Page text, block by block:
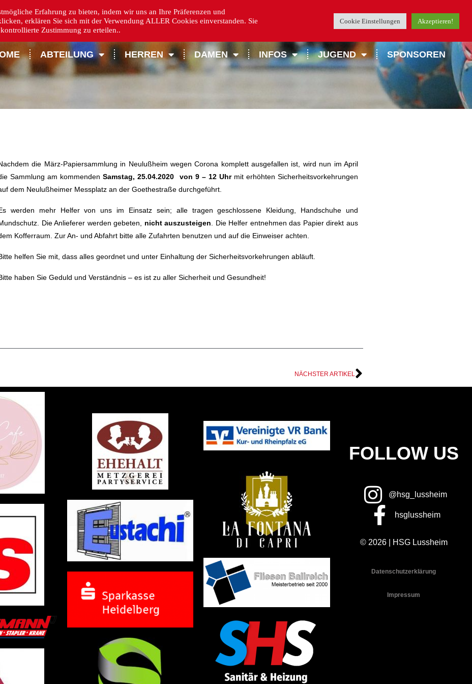
ABTEILUNG HERREN DAMEN INFOS JUGEND SPONSOREN
die März-Papiersammlung in Neulußheim wegen Corona komplett ausgefallen ist, wird nun im April
Sammlung am kommendenSamstag, 25.04.2020 von 9 – 12 Uhrmit erhöhten Sicherheitsvorkehrungen
dem Neulußheimer Messplatz an der Goethestraße durchgeführt.
werden mehr Helfer von uns im Einsatz sein; alle tragen geschlossene Kleidung, Handschuhe und
Die Anlieferer werden gebeten, nicht auszusteigen . Die Helfer entnehmen das Papier direkt aus
Kofferraum. Zur An- und Abfahrt bitte alle Zufahrten benutzen und auf die Einweiser achten.
helfen Sie mit, dass alles geordnet und unter Einhaltung der Sicherheitsvorkehrungen abläuft.
haben Sie Geduld und Verständnis – es ist zu aller Sicherheit und Gesundheit!
NÄCHSTER ARTIKEL
FOLLOW US
@hsg_lussheim
hsglussheim
© 2026 | HSG Lussheim
Datenschutzerklärung
Impressum
Erfahrung zu bieten, indem wir uns an Ihre Präferenzen und
erklären Sie sich mit der Verwendung ALLER Cookies einverstanden. Sie
Zustimmung zu erteilen..
Cookie Einstellungen Akzeptieren!